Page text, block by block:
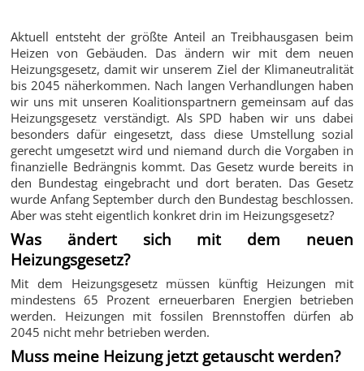
Aktuell entsteht der größte Anteil an Treibhausgasen beim
Heizen von Gebäuden. Das ändern wir mit dem neuen
Heizungsgesetz, damit wir unserem Ziel der Klimaneutralität
bis 2045 näherkommen. Nach langen Verhandlungen haben
wir uns mit unseren Koalitionspartnern gemeinsam auf das
Heizungsgesetz verständigt. Als SPD haben wir uns dabei
besonders dafür eingesetzt, dass diese Umstellung sozial
gerecht umgesetzt wird und niemand durch die Vorgaben in
finanzielle Bedrängnis kommt. Das Gesetz wurde bereits in
den Bundestag eingebracht und dort beraten. Das Gesetz
wurde Anfang September durch den Bundestag beschlossen.
Aber was steht eigentlich konkret drin im Heizungsgesetz?
Was ändert sich mit dem neuen
Heizungsgesetz?
Mit dem Heizungsgesetz müssen künftig Heizungen mit
mindestens 65 Prozent erneuerbaren Energien betrieben
werden. Heizungen mit fossilen Brennstoffen dürfen ab
2045 nicht mehr betrieben werden.
Muss meine Heizung jetzt getauscht werden?